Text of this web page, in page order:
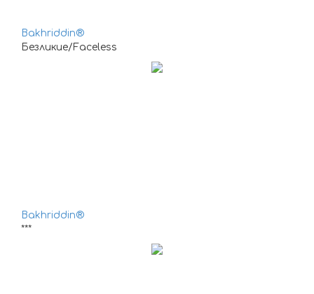
Bakhriddin®
Безликие/Faceless
Bakhriddin®
***